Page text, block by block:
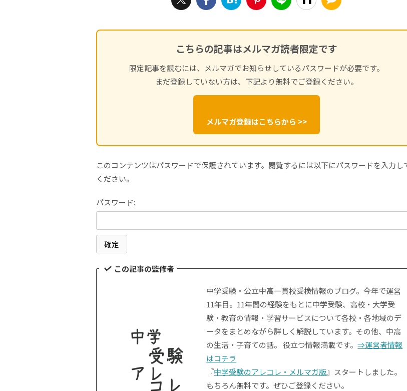
こちらの記事はメルマガ読者限定です
限定記事を読むには、メルマガでお知らせしているパスワードが必要です。
まだ登録していない方は、下記より無料でご登録ください。
メルマガ登録はこちらから >>
このコンテンツはパスワードで保護されています。閲覧するには以下にパスワードを入力し
ください。
パスワード:
この記事の監修者
中学受験・公立中高一貫校受検情報のブログ。今年で運営
11年目。11年間の経験をもとに中学受験、高校・大学受
験・教育の情報・学習サービスについて各校・各地域のデ
ータをまとめながら詳しく解説しています。その他、中高
の生活・子育ての話。 役立つ情報満載です。⇒運営者情報
はコチラ
『中学受験のアレコレ・メルマガ版』スタートしました。
もちろん無料です。ぜひご登録ください。